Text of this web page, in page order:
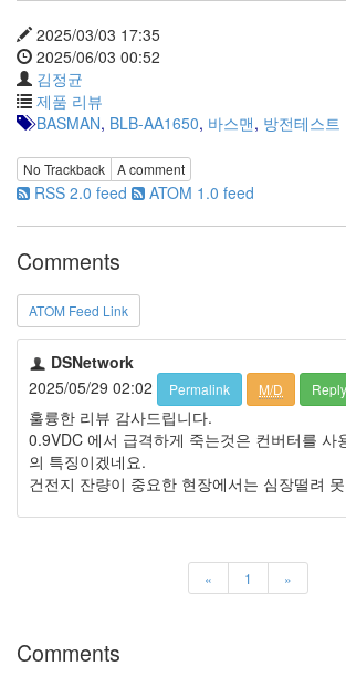
2025/03/03 17:35
2025/06/03 00:52
김정균
제품 리뷰
BASMAN, BLB-AA1650, 바스맨, 방전테스트
No Trackback A comment
RSS 2.0 feed ATOM 1.0 feed
Comments
ATOM Feed Link
DSNetwork
2025/05/29 02:02
Permalink M/D Reply
훌륭한 리뷰 감사드립니다.
0.9VDC 에서 급격하게 죽는것은 컨버터를 사
의 특징이겠네요.
건전지 잔량이 중요한 현장에서는 심장떨려
« 1 »
Comments